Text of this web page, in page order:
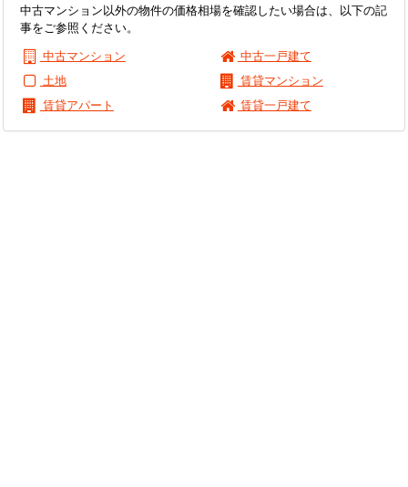
中古マンション以外の物件の価格相場を確認したい場合は、以下の記
事をご参照ください。
中古マンション
中古一戸建て
土地
賃貸マンション
賃貸アパート
賃貸一戸建て